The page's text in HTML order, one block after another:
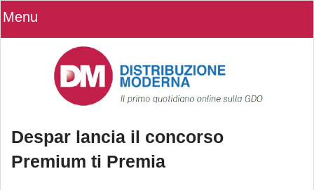
Menu
Despar lancia il concorso
Premium ti Premia